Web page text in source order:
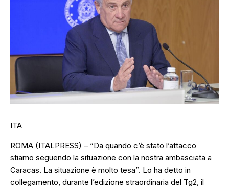
ITA
ROMA (ITALPRESS) – “Da quando c’è stato l’attacco
stiamo seguendo la situazione con la nostra ambasciata a
Caracas. La situazione è molto tesa”. Lo ha detto in
collegamento, durante l’edizione straordinaria del Tg2, il